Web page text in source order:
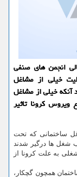
انجمن های صنفی
خیلی از مشاغل
آنكه خیلی از مشاغل
كرونا تاثیر
ساختمانی كه تحت
شغل ها درگیر شدند
به علت كرونا از
همچون گچكار،